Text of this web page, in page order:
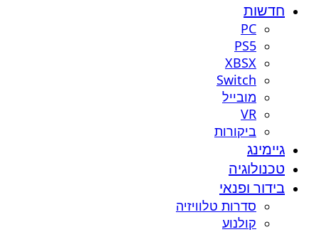
חדשות
PC
PS5
XBSX
Switch
מובייל
VR
ביקורות
גיימינג
טכנולוגיה
בידור ופנאי
סדרות טלוויזיה
קולנוע